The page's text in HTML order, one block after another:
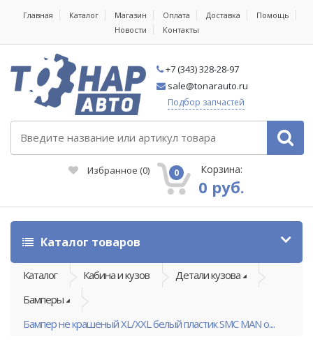
Главная Каталог Магазин Оплата Доставка
Помощь
Новости
Контакты
+7 (343) 328-28-97
sale@tonarauto.ru
Подбор запчастей
Избранное (0) 0 Корзина:
0 руб.
Каталог товаров
Каталог Кабина и кузов
Детали кузова
Бамперы
Бампер не крашеный XL/XXL белый пластик SMC MAN о....